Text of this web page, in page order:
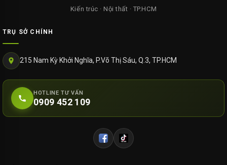
Kiến trúc · Nội thất · TP.HCM
TRỤ SỞ CHÍNH
215 Nam Kỳ Khởi Nghĩa, P.Võ Thị Sáu, Q.3, TP.HCM
HOTLINE TƯ VẤN
0909 452 109